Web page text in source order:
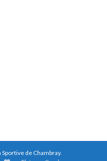
de Chambray.